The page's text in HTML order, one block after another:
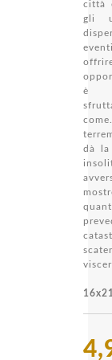
città
gli
è
dà la